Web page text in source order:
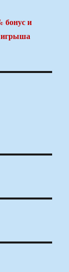
бонус и